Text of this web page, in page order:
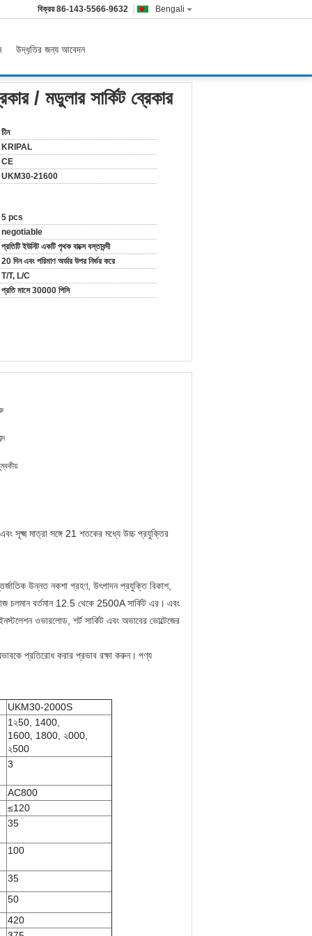
Bengali
বিক্রয়86-143-5566-9632
উদ্ধৃতির জন্য আবেদন
/ মডুলার সার্কিট ব্রেকার
চীন
KRIPAL
CE
UKM30-21600
5 pcs
negotiable
প্রতিটি ইউনিট একটি পৃথক বাক্সে বস্তাবন্দী
20 দিন এবং পরিমাণ অর্ডার উপর নির্ভর করে
T/T, L/C
প্রতি মাসে 30000 পিসি
সূক্ষ্ম মাত্রা সঙ্গে 21 শতকের মধ্যে উচ্চ প্রযুক্তির
উন্নত নকশা গ্রহণ, উৎপাদন প্রযুক্তি বিকাশ,
বর্তমান 12.5 থেকে 2500A সার্কিট এর। এবং
ওভারলোড, শর্ট সার্কিট এবং অভাবের ভোল্টেজের
প্রতিরোধ করার প্রভাব রক্ষা করুন। পণ্য
UKM30-2000S
1২50, 1400,
1600, 1800, ২000,
২500
3
AC800
≤120
35
100
35
50
420